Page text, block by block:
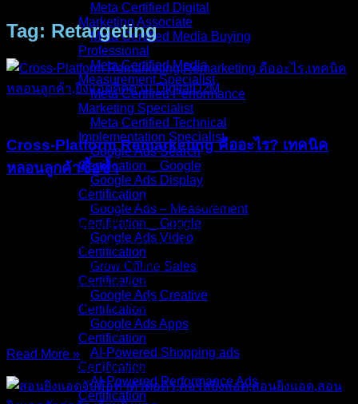
Meta Certified Digital
Marketing Associate
Meta Certified Media Buying
Professional
Meta Certified Media
Measurement Specialist
Meta Certified Performance
Marketing Specialist
Meta Certified Technical
Implementation Specialist
Google Ads Search
Certification _ Google
Google Ads Display
Certification
Google Ads – Measurement
Certification _ Google
Google Ads Video
Certification
Grow Offline Sales
Certification
Google Ads Creative
Certification
Google Ads Apps
Certification
AI-Powered Shopping ads
Certification
AI-Powered Performance Ads
Certification
Tag: Retargeting
Cross-Platform Remarketing คืออะไร? เทคนิค
หลอนลูกค้าซื้อซ้ำ
คุณกำลังมองหาเทคนิค Cross-Platform Remarketing อยู่ใช่
ไหมครับ? เคยสงสัยไหมว่าทำไมลูกค้าคลิกเข้าเว็บเรามาจาก
Google แล้วก็หายตัวไปเงียบๆ? ทั้งที่เราอุตส่าห์เสียเงินค่าคลิก
ไปแล้ว แต่ยอดขายกลับเป็นศูนย์… อย่าเพิ่งตกใจครับ นี่คือเรื่อง
ปกติของพฤติกรรมลูกค้าปี 2026 ที่ชอบ “ดูไว้ก่อน เดี๋ยวค่อยซื้อ”
แต่คำถามคือ เราจะปล่อยให้เขาหลุดมือไปหาคู่แข่งจริงๆ เหรอ
Read More »
11/Jan/2026No Comments